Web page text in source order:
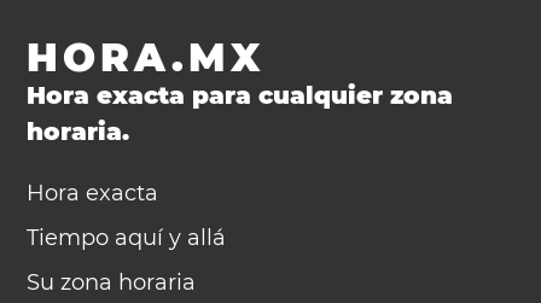
HORA.MX
Hora exacta para cualquier zona
horaria.
Hora exacta
Tiempo aquí y allá
Su zona horaria